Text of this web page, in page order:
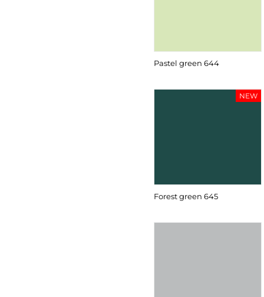
Pastel green 644
Forest green 645
NEW